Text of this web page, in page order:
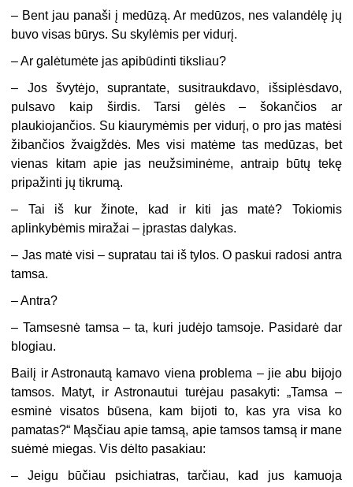
– Bent jau panaši į medūzą. Ar medūzos, nes valandėlę jų
buvo visas būrys. Su skylėmis per vidurį.
– Ar galėtumėte jas apibūdinti tiksliau?
– Jos švytėjo, suprantate, susitraukdavo, išsiplėsdavo,
pulsavo kaip širdis. Tarsi gėlės – šokančios ar
plaukiojančios. Su kiaurymėmis per vidurį, o pro jas matėsi
žibančios žvaigždės. Mes visi matėme tas medūzas, bet
vienas kitam apie jas neužsiminėme, antraip būtų tekę
pripažinti jų tikrumą.
– Tai iš kur žinote, kad ir kiti jas matė? Tokiomis
aplinkybėmis miražai – įprastas dalykas.
– Jas matė visi – supratau tai iš tylos. O paskui radosi antra
tamsa.
– Antra?
– Tamsesnė tamsa – ta, kuri judėjo tamsoje. Pasidarė dar
blogiau.
Bailį ir Astronautą kamavo viena problema – jie abu bijojo
tamsos. Matyt, ir Astronautui turėjau pasakyti: „Tamsa –
esminė visatos būsena, kam bijoti to, kas yra visa ko
pamatas?“ Mąsčiau apie tamsą, apie tamsos tamsą ir mane
suėmė miegas. Vis dėlto pasakiau:
– Jeigu būčiau psichiatras, tarčiau, kad jus kamuoja